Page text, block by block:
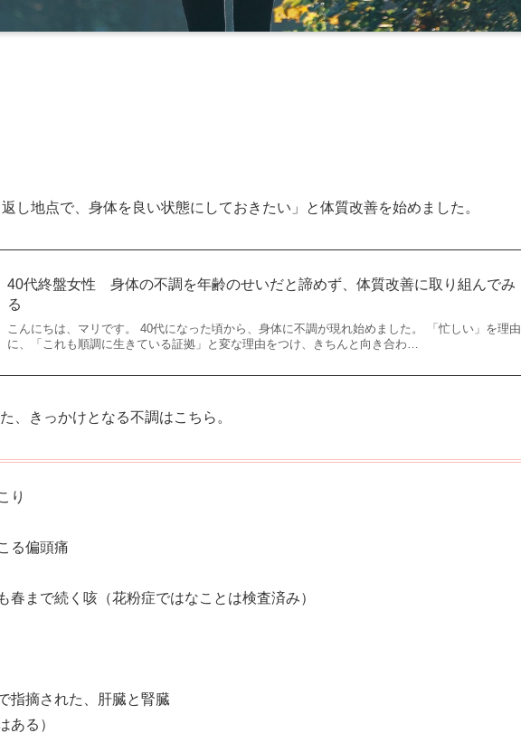
し地点で、身体を良い状態にしておきたい」と体質改善を始めました。
40代終盤女性 身体の不調を年齢のせいだと諦めず、体質改善に取り組んでみ
る
こんにちは、マリです。 40代になった頃から、身体に不調が現れ始めました。 「忙しい」を理由
に、「これも順調に生きている証拠」と変な理由をつけ、きちんと向き合わ…
、きっかけとなる不調はこちら。
り
る偏頭痛
春まで続く咳（花粉症ではなことは検査済み）
指摘された、肝臓と腎臓
ある）